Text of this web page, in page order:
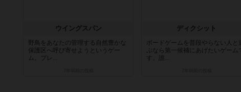
ウイングスパン
野鳥をあなたの管理する自然豊かな
保護区へ呼び寄せようというゲー
ム。プレ...
ディクシット
ボードゲームを普段やらない人と
ぶなら第一候補にあげたいゲーム
す。誰...